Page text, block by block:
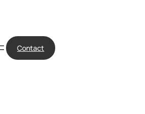
Contact